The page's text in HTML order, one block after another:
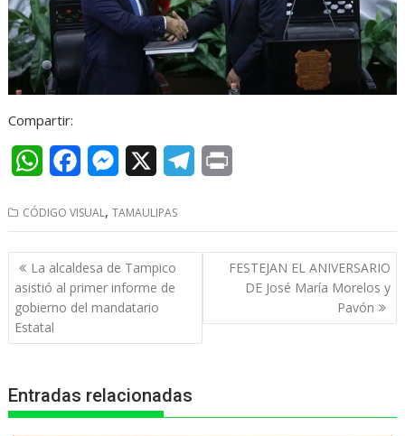
Compartir:
W
a
t
s
A
p
c
e
b
o
o
M
s
s
e
n
g
r
e
a
n
CÓDIGO VISUAL,TAMAULIPAS
Navegación
de
entradas
La alcaldesa de Tampico
asistió al primer informe de
gobierno del mandatario
Estatal
FESTEJAN EL ANIVERSARIO
DE José María Morelos y
Pavón
Entradas relacionadas